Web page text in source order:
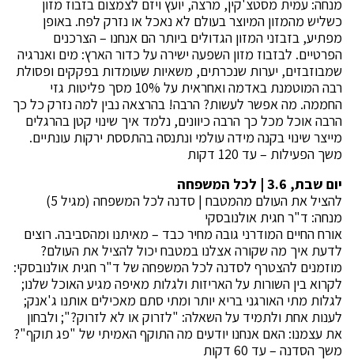
מנחה: עמית מסטצ'קין, מרצה, יועץ ויזם לצמצום בזבוז מזון
כשליש מהמזון המיוצר בעולם לא נאכל או נזרק לפח. באופן
מפתיע, בזבזני המזון הגדולים ביותר הם אנחנו – הצרכנים
הפרטיים. לבזבוז מזון השפעה ישירה על כדור הארץ: מים ואנרגיה
שמבוזבזים, יערות שנכרתים, משאיות שעומדות בפקקים ופסולת
רבה המוטמנת באדמה ואחראית על 10% מסך פליטות גזי
החממה. מה אפשר לעשות? הרבה! בהרצאה נבין למה נזרק כל כך
הרבה אוכל מכל כך הרבה כיוונים, נלמד איך שינוי קטן בהרגלים
מייצר שינוי בקנה מידה עולמי ונתנסה בהתססת ירקות עונתיים.
משך הפעילות – עד 120 דקות
יום שבת, 3.6 | לכל המשפחה
להציל את העולם מהמטבח | סדנה לכל המשפחה (מגיל 5)
מנחה: ד"ר חגית אולנובסקי
אורח החיים המודרני גובה מחיר כבד – מאיתנו ומהסביבה. רוצים
לדעת איך מה שקורה אצלנו במטבח יכול להציל את העולם?
מוזמנים להצטרף לסדנה לכל המשפחה של ד"ר חגית אולנובסקי:
לקרוא בין השורות על האריזות ולגלות מאיפה מגיע האוכל שלנו;
לגלות מתי האורגני בריא יותר ומתי סתם מאכילים אותנו ג'אנק;
לענות אחת ולתמיד על השאלה: "לזרוק או לא לזרוק?"; ולבחון
את עצמנו: האם אנחנו יודעים מה התוקף האמיתי של "פג תוקף"?
משך הסדנה – עד 60 דקות